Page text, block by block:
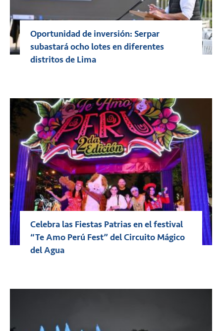
Oportunidad de inversión: Serpar
subastará ocho lotes en diferentes
distritos de Lima
Celebra las Fiestas Patrias en el festival
“Te Amo Perú Fest” del Circuito Mágico
del Agua